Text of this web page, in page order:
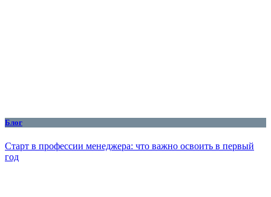
Блог
Старт в профессии менеджера: что важно освоить в первый
год